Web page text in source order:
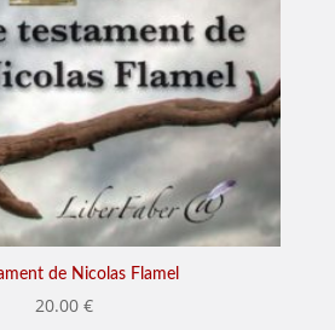
de Nicolas Flamel
20.00 €